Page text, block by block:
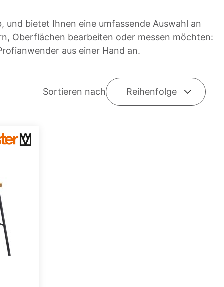
bietet Ihnen eine umfassende Auswahl an
Oberflächen bearbeiten oder messen möchten:
aus einer Hand an.
Sortieren nach